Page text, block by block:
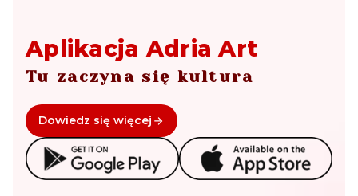
Aplikacja Adria Art
Tu zaczyna się kultura
Dowiedz się więcej